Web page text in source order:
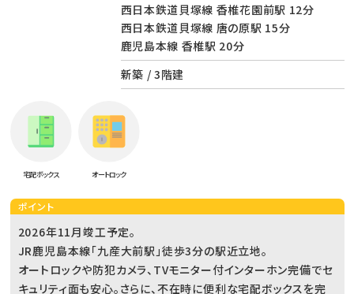
西日本鉄道貝塚線 香椎花園前駅 12分
西日本鉄道貝塚線 唐の原駅 15分
鹿児島本線 香椎駅 20分
新築 / 3階建
宅配ボックス オートロック
ポイント
2026年11月竣工予定。
JR鹿児島本線「九産大前駅」徒歩3分の駅近立地。
オートロックや防犯カメラ、TVモニター付インターホン完備でセ
キュリティ面も安心。さらに、不在時に便利な宅配ボックスを完